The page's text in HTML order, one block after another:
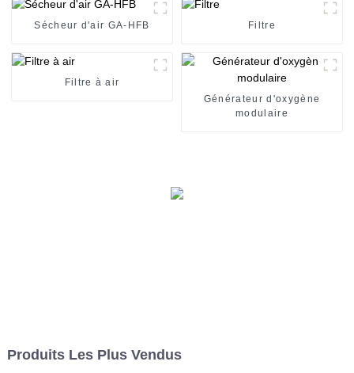
Sécheur d'air GA-HFB Filtre
Filtre à air
Générateur d'oxygène
modulaire
Produits Les Plus Vendus